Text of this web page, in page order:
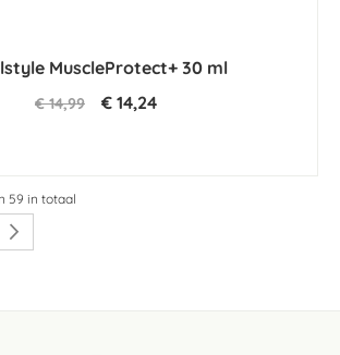
MuscleProtect+ 30 ml
€ 14,99 € 14,24
59 in totaal